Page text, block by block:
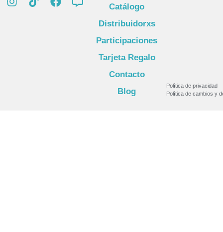
Catálogo
Distribuidorxs
Participaciones
Tarjeta Regalo
Contacto
Blog
Política de privacidad
Política de cambios y